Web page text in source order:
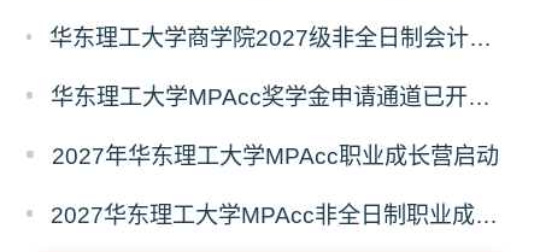
华东理工大学商学院2027级非全日制会计硕士（MPAcc）奖学金方案
华东理工大学MPAcc奖学金申请通道已开启，抢先占位！
2027年华东理工大学MPAcc职业成长营启动
2027华东理工大学MPAcc非全日制职业成长营7月专场开放报名！